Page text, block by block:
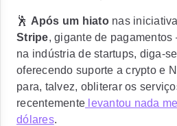
🕺 Após um hiatonas
Stripe, gigante de
na indústria de startups, diga-
oferecendo suporte a crypto e
para, talvez, obliterar os
recentemente levantou nada
dólares.